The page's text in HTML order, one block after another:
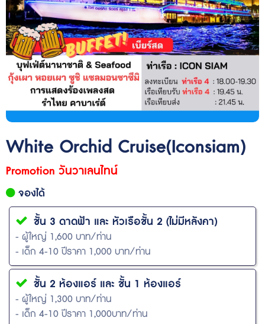
White Orchid Cruise(Iconsiam)
Promotion วันวาเลนไทน์
จองได้
ชั้น 3 ดาดฟ้า และ หัวเรือชั้น 2 (ไม่มีหลังคา)
- ผู้ใหญ่ 1,600 บาท/ท่าน
- เด็ก 4-10 ปีราคา 1,000 บาท/ท่าน
ชั้น 2 ห้องแอร์ และ ชั้น 1 ห้องแอร์
- ผู้ใหญ่ 1,300 บาท/ท่าน
- เด็ก 4-10 ปีราคา 1,000บาท/ท่าน